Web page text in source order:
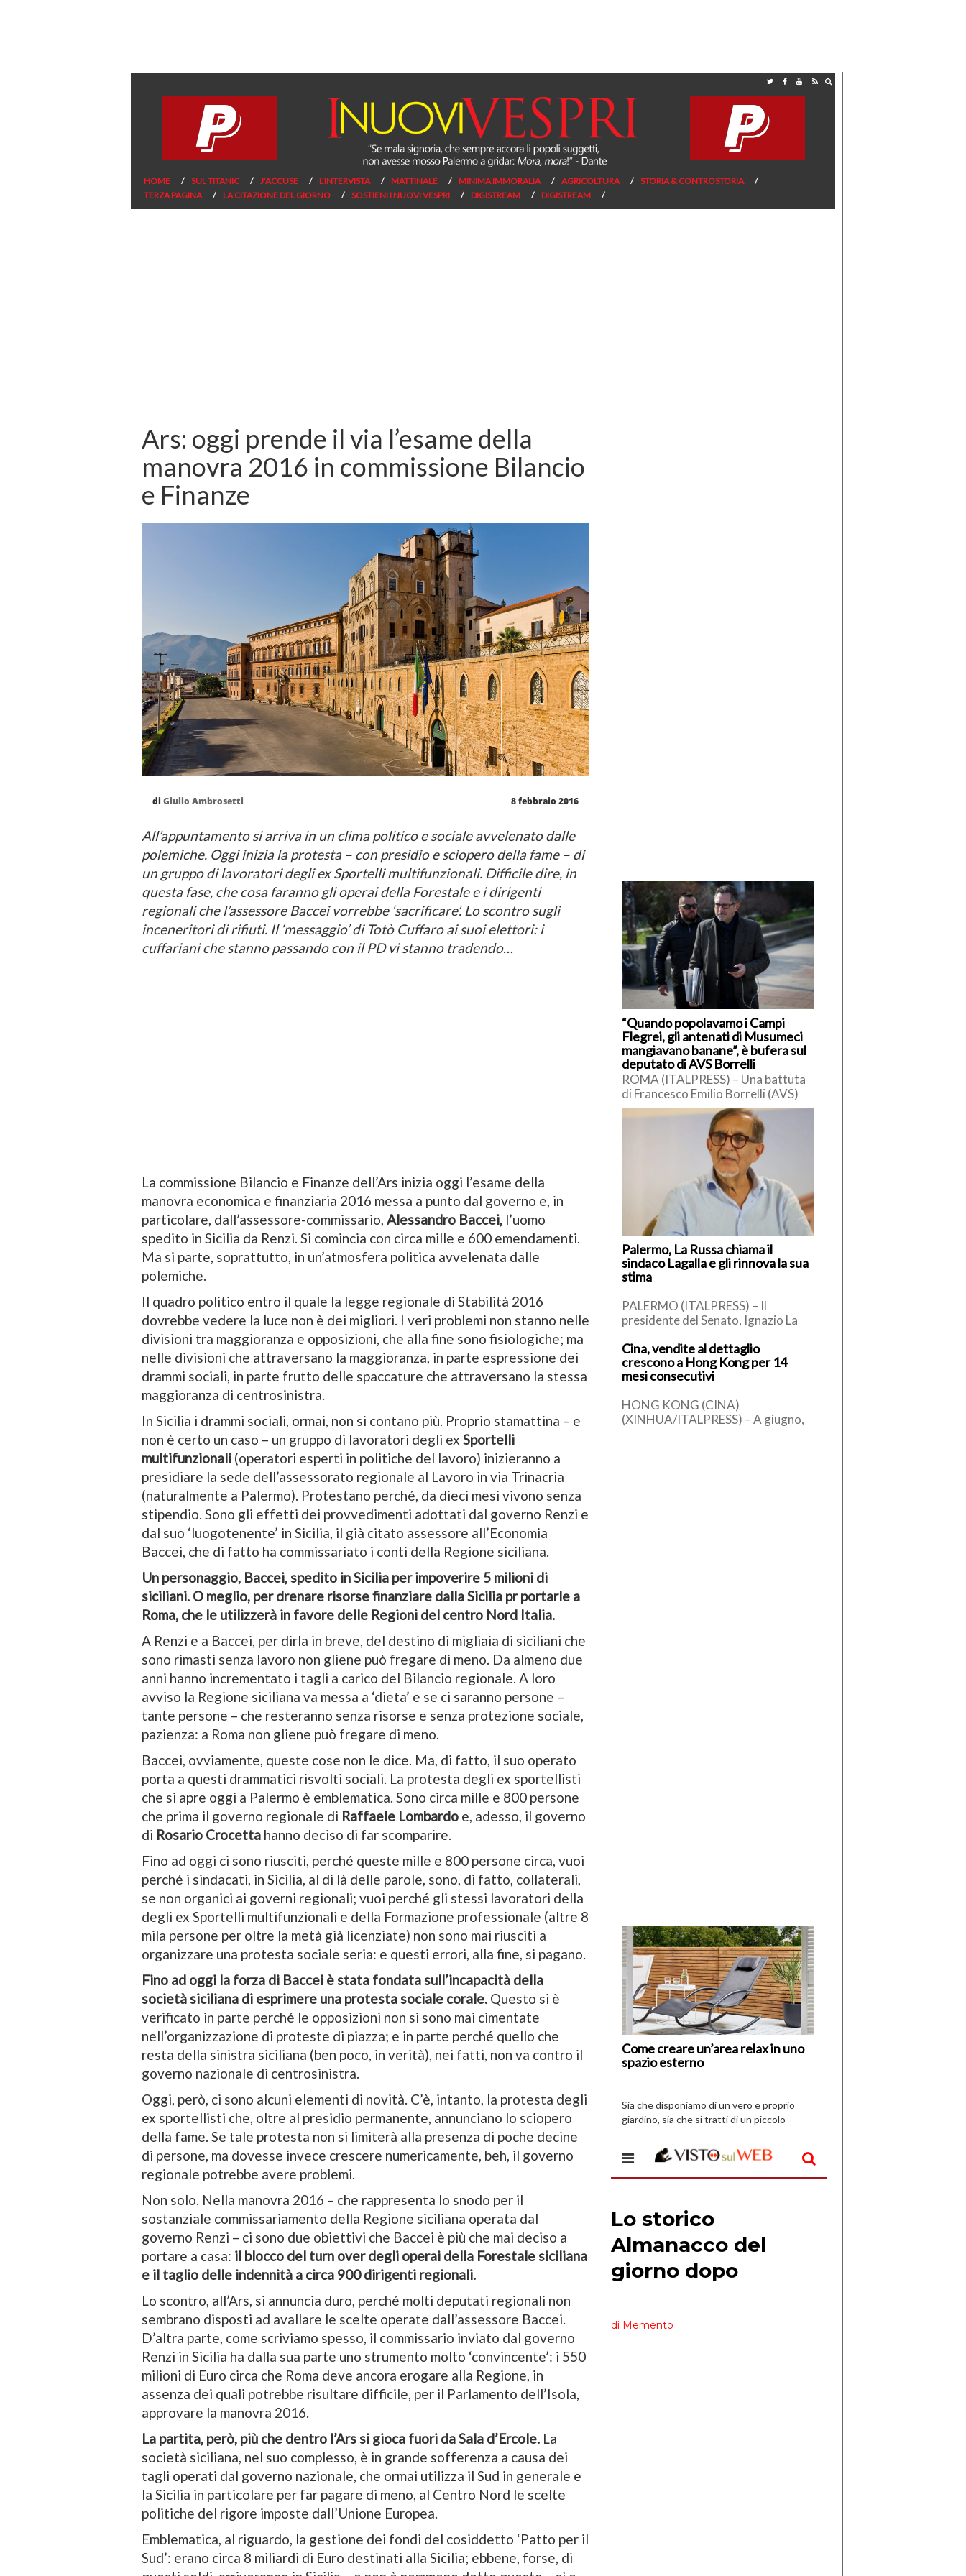
HOME SUL TITANIC J’ACCUSE L’INTERVISTA MATTINALE MINIMA IMMORALIA AGRICOLTURA
STORIA & CONTROSTORIA
TERZA PAGINA
LA CITAZIONE DEL GIORNO SOSTIENI I NUOVI VESPRI DIGISTREAM DIGISTREAM
Ars: oggi prende il via l’esame della
manovra 2016 in commissione Bilancio
e Finanze
di Giulio Ambrosetti 8 febbraio 2016
All’appuntamento si arriva in un clima politico e sociale avvelenato dalle
polemiche. Oggi inizia la protesta – con presidio e sciopero della fame – di
un gruppo di lavoratori degli ex Sportelli multifunzionali. Difficile dire, in
questa fase, che cosa faranno gli operai della Forestale e i dirigenti
regionali che l’assessore Baccei vorrebbe ‘sacrificare’. Lo scontro sugli
inceneritori di rifiuti. Il ‘messaggio’ di Totò Cuffaro ai suoi elettori: i
cuffariani che stanno passando con il PD vi stanno tradendo…
La commissione Bilancio e Finanze dell’Ars inizia oggi l’esame della
manovra economica e finanziaria 2016 messa a punto dal governo e, in
particolare, dall’assessore-commissario, Alessandro Baccei, l’uomo
spedito in Sicilia da Renzi. Si comincia con circa mille e 600 emendamenti.
Ma si parte, soprattutto, in un’atmosfera politica avvelenata dalle
polemiche.
Il quadro politico entro il quale la legge regionale di Stabilità 2016
dovrebbe vedere la luce non è dei migliori. I veri problemi non stanno nelle
divisioni tra maggioranza e opposizioni, che alla fine sono fisiologiche; ma
nelle divisioni che attraversano la maggioranza, in parte espressione dei
drammi sociali, in parte frutto delle spaccature che attraversano la stessa
maggioranza di centrosinistra.
In Sicilia i drammi sociali, ormai, non si contano più. Proprio stamattina – e
non è certo un caso – un gruppo di lavoratori degli ex Sportelli
multifunzionali (operatori esperti in politiche del lavoro) inizieranno a
presidiare la sede dell’assessorato regionale al Lavoro in via Trinacria
(naturalmente a Palermo). Protestano perché, da dieci mesi vivono senza
stipendio. Sono gli effetti dei provvedimenti adottati dal governo Renzi e
dal suo ‘luogotenente’ in Sicilia, il già citato assessore all’Economia
Baccei, che di fatto ha commissariato i conti della Regione siciliana.
Un personaggio, Baccei, spedito in Sicilia per impoverire 5 milioni di
siciliani. O meglio, per drenare risorse finanziare dalla Sicilia pr portarle a
Roma, che le utilizzerà in favore delle Regioni del centro Nord Italia.
A Renzi e a Baccei, per dirla in breve, del destino di migliaia di siciliani che
sono rimasti senza lavoro non gliene può fregare di meno. Da almeno due
anni hanno incrementato i tagli a carico del Bilancio regionale. A loro
avviso la Regione siciliana va messa a ‘dieta’ e se ci saranno persone –
tante persone – che resteranno senza risorse e senza protezione sociale,
pazienza: a Roma non gliene può fregare di meno.
Baccei, ovviamente, queste cose non le dice. Ma, di fatto, il suo operato
porta a questi drammatici risvolti sociali. La protesta degli ex sportellisti
che si apre oggi a Palermo è emblematica. Sono circa mille e 800 persone
che prima il governo regionale di Raffaele Lombardo e, adesso, il governo
di Rosario Crocetta hanno deciso di far scomparire.
Fino ad oggi ci sono riusciti, perché queste mille e 800 persone circa, vuoi
perché i sindacati, in Sicilia, al di là delle parole, sono, di fatto, collaterali,
se non organici ai governi regionali; vuoi perché gli stessi lavoratori della
degli ex Sportelli multifunzionali e della Formazione professionale (altre 8
mila persone per oltre la metà già licenziate) non sono mai riusciti a
organizzare una protesta sociale seria: e questi errori, alla fine, si pagano.
Fino ad oggi la forza di Baccei è stata fondata sull’incapacità della
società siciliana di esprimere una protesta sociale corale. Questo si è
verificato in parte perché le opposizioni non si sono mai cimentate
nell’organizzazione di proteste di piazza; e in parte perché quello che
resta della sinistra siciliana (ben poco, in verità), nei fatti, non va contro il
governo nazionale di centrosinistra.
Oggi, però, ci sono alcuni elementi di novità. C’è, intanto, la protesta degli
ex sportellisti che, oltre al presidio permanente, annunciano lo sciopero
della fame. Se tale protesta non si limiterà alla presenza di poche decine
di persone, ma dovesse invece crescere numericamente, beh, il governo
regionale potrebbe avere problemi.
Non solo. Nella manovra 2016 – che rappresenta lo snodo per il
sostanziale commissariamento della Regione siciliana operata dal
governo Renzi – ci sono due obiettivi che Baccei è più che mai deciso a
portare a casa: il blocco del turn over degli operai della Forestale siciliana
e il taglio delle indennità a circa 900 dirigenti regionali.
Lo scontro, all’Ars, si annuncia duro, perché molti deputati regionali non
sembrano disposti ad avallare le scelte operate dall’assessore Baccei.
D’altra parte, come scriviamo spesso, il commissario inviato dal governo
Renzi in Sicilia ha dalla sua parte uno strumento molto ‘convincente’: i 550
milioni di Euro circa che Roma deve ancora erogare alla Regione, in
assenza dei quali potrebbe risultare difficile, per il Parlamento dell’Isola,
approvare la manovra 2016.
La partita, però, più che dentro l’Ars si gioca fuori da Sala d’Ercole. La
società siciliana, nel suo complesso, è in grande sofferenza a causa dei
tagli operati dal governo nazionale, che ormai utilizza il Sud in generale e
la Sicilia in particolare per far pagare di meno, al Centro Nord le scelte
politiche del rigore imposte dall’Unione Europea.
Emblematica, al riguardo, la gestione dei fondi del cosiddetto ‘Patto per il
Sud’: erano circa 8 miliardi di Euro destinati alla Sicilia; ebbene, forse, di
“Quando popolavamo i Campi
Flegrei, gli antenati di Musumeci
mangiavano banane”, è bufera sul
deputato di AVS Borrelli
ROMA (ITALPRESS) – Una battuta
di Francesco Emilio Borrelli (AVS)
sui siciliani ha innescato polemiche.
Intervistato da Radio Cusano,
Palermo, La Russa chiama il
sindaco Lagalla e gli rinnova la sua
stima
PALERMO (ITALPRESS) – Il
presidente del Senato, Ignazio La
l’Italpress, ha telefonato al sindaco
di Palermo, […]
Cina, vendite al dettaglio
crescono a Hong Kong per 14
mesi consecutivi
HONG KONG (CINA)
(XINHUA/ITALPRESS) – A giugno,
Come creare un’area relax in uno
spazio esterno
di
I
Vespri
Sia che disponiamo di un vero e proprio
giardino, sia che si tratti di un piccolo